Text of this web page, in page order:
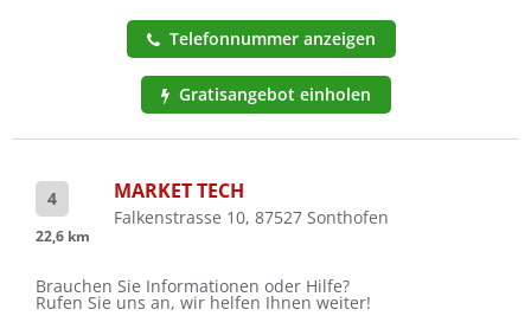
Telefonnummer anzeigen
Gratisangebot einholen
4
22,6 km
MARKET TECH
Falkenstrasse 10, 87527 Sonthofen
Brauchen Sie Informationen oder Hilfe?
Rufen Sie uns an, wir helfen Ihnen weiter!